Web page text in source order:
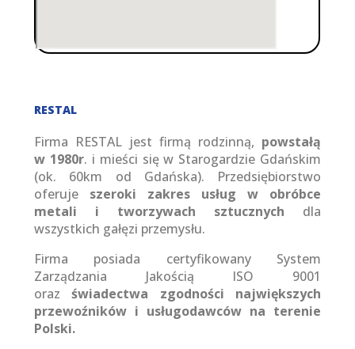
RESTAL
Firma RESTAL jest firmą rodzinną, powstałą
w 1980r. i mieści się w Starogardzie Gdańskim
(ok. 60km od Gdańska). Przedsiębiorstwo
oferuje szeroki zakres usług w obróbce
metali i tworzywach sztucznych dla
wszystkich gałęzi przemysłu.
Firma posiada certyfikowany System
Zarządzania Jakością ISO 9001
orazświadectwa zgodności największych
przewoźników i usługodawców na terenie
Polski.